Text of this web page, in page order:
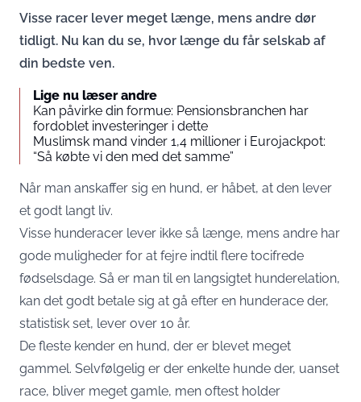
Visse racer lever meget længe, mens andre dør
tidligt. Nu kan du se, hvor længe du får selskab af
din bedste ven.
Lige nu læser andre
Kan påvirke din formue: Pensionsbranchen har
fordoblet investeringer i dette
Muslimsk mand vinder 1,4 millioner i Eurojackpot:
“Så købte vi den med det samme”
Når man anskaffer sig en hund, er håbet, at den lever
et godt langt liv.
Visse hunderacer lever ikke så længe, mens andre har
gode muligheder for at fejre indtil flere tocifrede
fødselsdage. Så er man til en langsigtet hunderelation,
kan det godt betale sig at gå efter en hunderace der,
statistisk set, lever over 10 år.
De fleste kender en hund, der er blevet meget
gammel. Selvfølgelig er der enkelte hunde der, uanset
race, bliver meget gamle, men oftest holder